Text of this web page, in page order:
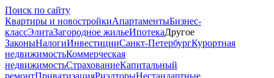
Поиск по сайту
Квартиры и новостройкиАпартаментыБизнес-
классЭлитаЗагородное жильеИпотекаДругое
ЗаконыНалогиИнвестицииСанкт-ПетербургКурортная
недвижимостьКоммерческая
недвижимостьСтрахованиеКапитальный
ремонтПриватизацияРиэлторыНестандартные